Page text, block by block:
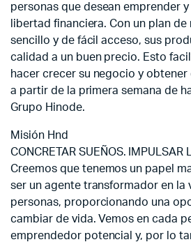
personas que desean emprender
libertad financiera. Con un plan
sencillo y de fácil acceso, sus
calidad a un buen precio. Esto
hacer crecer su negocio y obtener
a partir de la primera semana de
Grupo Hinode.
Misión Hnd
CONCRETAR SUEÑOS. IMPULSAR
Creemos que tenemos un papel
ser un agente transformador en la
personas, proporcionando una
cambiar de vida. Vemos en cada
emprendedor potencial y, por lo